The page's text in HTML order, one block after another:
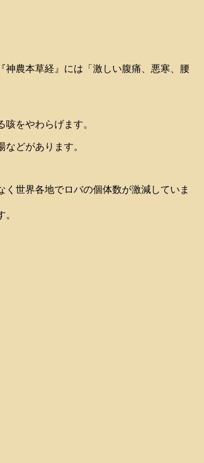
神農本草経』には「激しい腹痛、悪寒、腰
をやわらげます。
どがあります。
世界各地でロバの個体数が激減していま